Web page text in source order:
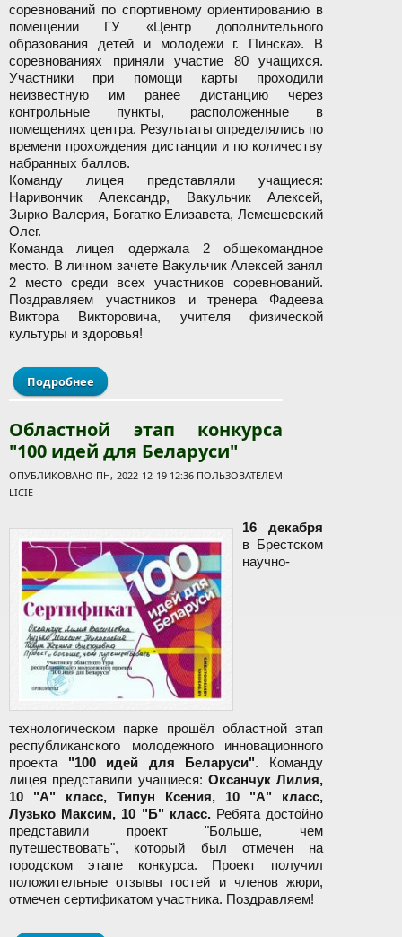
соревнований по спортивному ориентированию в
помещении ГУ «Центр дополнительного
образования детей и молодежи г. Пинска». В
соревнованиях приняли участие 80 учащихся.
Участники при помощи карты проходили
неизвестную им ранее дистанцию через
контрольные пункты, расположенные в
помещениях центра. Результаты определялись по
времени прохождения дистанции и по количеству
набранных баллов.
Команду лицея представляли учащиеся:
Наривончик Александр, Вакульчик Алексей,
Зырко Валерия, Богатко Елизавета, Лемешевский
Олег.
Команда лицея одержала 2 общекомандное
место. В личном зачете Вакульчик Алексей занял
2 место среди всех участников соревнований.
Поздравляем участников и тренера Фадеева
Виктора Викторовича, учителя физической
культуры и здоровья!
Подробнее о Городские соревнования по спортивному
ориентированию в помещении
Областной этап конкурса
"100 идей для Беларуси"
ОПУБЛИКОВАНО ПН, 2022-12-19 12:36 ПОЛЬЗОВАТЕЛЕМ
LICIE
16 декабря
в Брестском
научно-
технологическом парке прошёл областной этап
республиканского молодежного инновационного
проекта "100 идей для Беларуси". Команду
лицея представили учащиеся: Оксанчук Лилия,
10 "А" класс, Типун Ксения, 10 "А" класс,
Лузько Максим, 10 "Б" класс.Ребята достойно
представили проект "Больше, чем
путешествовать", который был отмечен на
городском этапе конкурса. Проект получил
положительные отзывы гостей и членов жюри,
отмечен сертификатом участника. Поздравляем!